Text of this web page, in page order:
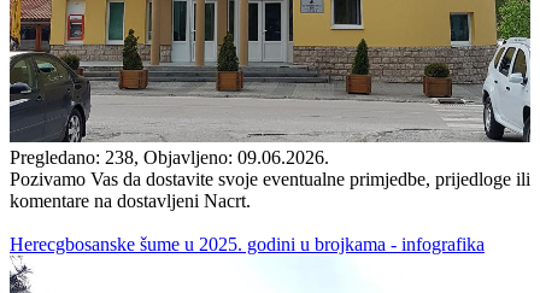
Pregledano: 238, Objavljeno: 09.06.2026.
Pozivamo Vas da dostavite svoje eventualne primjedbe, prijedloge ili
komentare na dostavljeni Nacrt.
Herecgbosanske šume u 2025. godini u brojkama - infografika